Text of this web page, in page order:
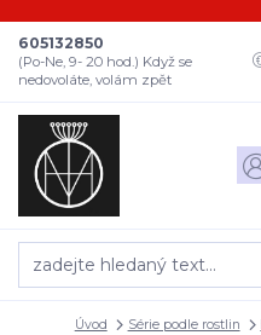
605132850
(Po-Ne, 9- 20 hod.) Když se
nedovoláte, volám zpět
Úvod Série podle rostlin